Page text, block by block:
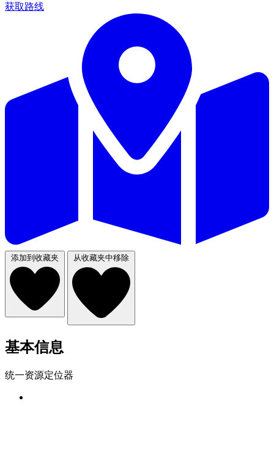
获取路线
添加到收藏夹 从收藏夹中移除
基本信息
统一资源定位器